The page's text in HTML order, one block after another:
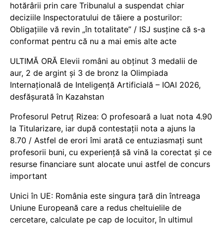
hotărârii prin care Tribunalul a suspendat chiar
deciziile Inspectoratului de tăiere a posturilor:
Obligațiile vă revin „în totalitate” / ISJ susține că s-a
conformat pentru că nu a mai emis alte acte
ULTIMĂ ORĂ Elevii români au obținut 3 medalii de
aur, 2 de argint și 3 de bronz la Olimpiada
Internațională de Inteligență Artificială – IOAI 2026,
desfășurată în Kazahstan
Profesorul Petruț Rizea: O profesoară a luat nota 4.90
la Titularizare, iar după contestații nota a ajuns la
8.70 / Astfel de erori îmi arată ce entuziasmați sunt
profesorii buni, cu experiență să vină la corectat și ce
resurse financiare sunt alocate unui astfel de concurs
important
Unici în UE: România este singura țară din întreaga
Uniune Europeană care a redus cheltuielile de
cercetare, calculate pe cap de locuitor, în ultimul